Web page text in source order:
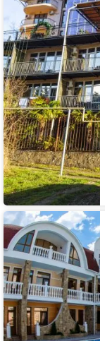
Гостевой
дом
Лев